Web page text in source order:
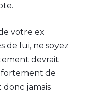
votre ex
de lui, ne soyez
devrait
de
donc jamais